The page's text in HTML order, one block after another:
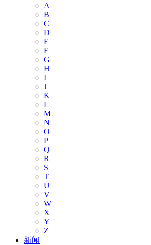
A
B
C
D
E
F
G
H
I
J
K
L
M
N
O
P
Q
R
S
T
U
V
W
X
Y
Z
新闻